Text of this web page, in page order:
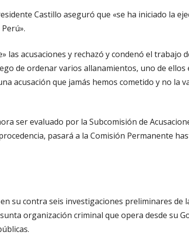
Castillo aseguró que «se ha iniciado la
las acusaciones y rechazó y condenó el trabajo
de ordenar varios allanamientos, uno de ellos
acusación que jamás hemos cometido y no la
ser evaluado por la Subcomisión de
pasará a la Comisión Permanente
su contra seis investigaciones preliminares de
organización criminal que opera desde su